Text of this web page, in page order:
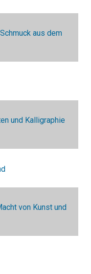
aus dem
und Kalligraphie
von Kunst und